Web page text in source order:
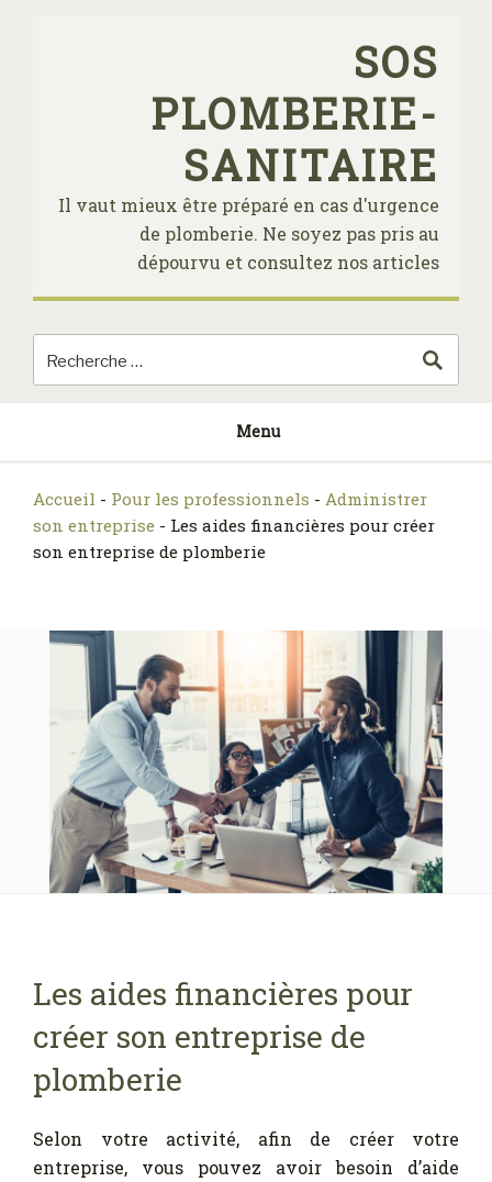
SOS
PLOMBERIE-
SANITAIRE
Il vaut mieux être préparé en cas d'urgence
de plomberie. Ne soyez pas pris au
dépourvu et consultez nos articles
Menu
Accueil - Pour les professionnels - Administrer
son entreprise - Les aides financières pour créer
son entreprise de plomberie
Les aides financières pour
créer son entreprise de
plomberie
Selon votre activité, afin de créer votre
entreprise, vous pouvez avoir besoin d’aide